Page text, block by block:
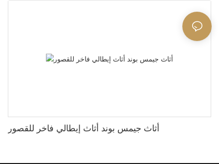
أثاث جيمس بوند أثاث إيطالي فاخر للقصور